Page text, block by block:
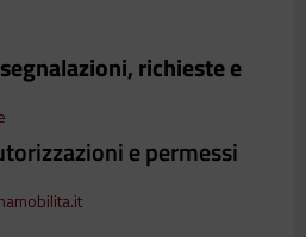
richieste e
e permessi